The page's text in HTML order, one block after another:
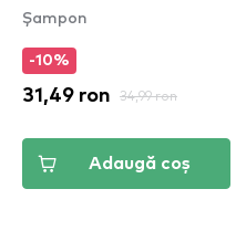
Shampoo (400ml)
Șampon
-10%
31,49 ron 34,99 ron
Adaugă coș